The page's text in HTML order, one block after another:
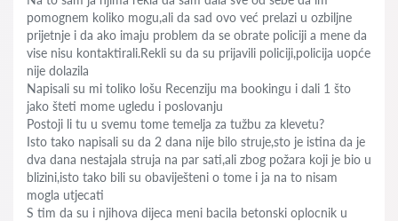
pomognem koliko mogu,ali da sad ovo već prelazi u ozbiljne
prijetnje i da ako imaju problem da se obrate policiji a mene da
vise nisu kontaktirali.Rekli su da su prijavili policiji,policija uopće
nije dolazila
Napisali su mi toliko lošu Recenziju ma bookingu i dali 1 što
jako šteti mome ugledu i poslovanju
Postoji li tu u svemu tome temelja za tužbu za klevetu?
Isto tako napisali su da 2 dana nije bilo struje,sto je istina da je
dva dana nestajala struja na par sati,ali zbog požara koji je bio u
blizini,isto tako bili su obaviješteni o tome i ja na to nisam
mogla utjecati
S tim da su i njihova dijeca meni bacila betonski oplocnik u